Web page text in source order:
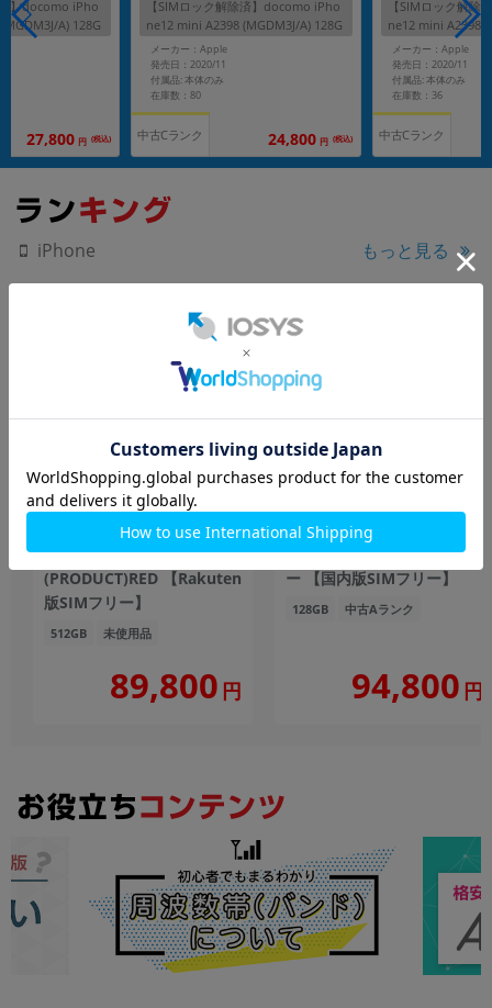
】docomo iPho
A) 128G
27,800 円 (税込)
【SIMロック解除済】docomo iPho
ne12 mini A2398 (MGDM3J/A) 128G
B ホワイト
メーカー：Apple
発売日：2020/11
付属品: 本体のみ
在庫数：80
中古Cランク 24,800 円 (税込)
【SIMロック解
ne12 mini A2398
ブラック
メーカー：Apple
発売日：2020/11
付属品: 本体のみ
在庫数：36
中古Cランク
iPhone もっと見る
iPhone14 Plus A2885
(MQ4V3J/A) 512GB
(PRODUCT)RED 【Rakuten
版SIMフリー】
512GB 未使用品
89,800 円
iPhone14 Pro A2889
(MQ013J/A) 128GB シルバ
ー 【国内版SIMフリー】
128GB 中古Aランク
94,800 円